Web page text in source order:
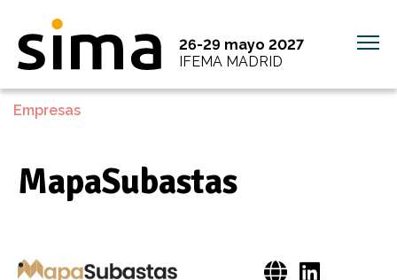
26-29 mayo 2027
IFEMA MADRID
Empresas
MapaSubastas